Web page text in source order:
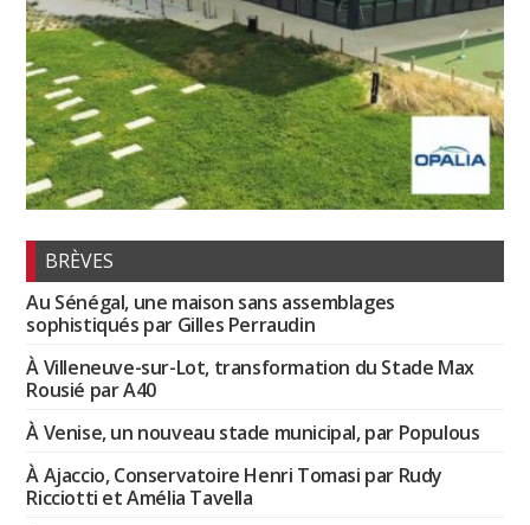
BRÈVES
Au Sénégal, une maison sans assemblages
sophistiqués par Gilles Perraudin
À Villeneuve-sur-Lot, transformation du Stade Max
Rousié par A40
À Venise, un nouveau stade municipal, par Populous
À Ajaccio, Conservatoire Henri Tomasi par Rudy
Ricciotti et Amélia Tavella